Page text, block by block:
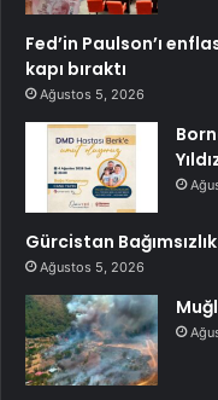
Fed’in Paulson’ı
kapı bıraktı
Ağustos 5, 2026
Gürcistan
Ağustos 5, 2026